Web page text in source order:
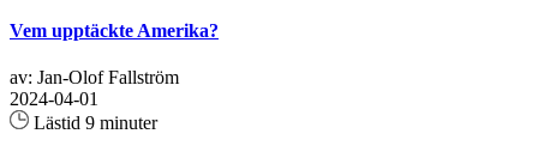
Vem upptäckte Amerika?
av: Jan-Olof Fallström
2024-04-01
Lästid 9 minuter